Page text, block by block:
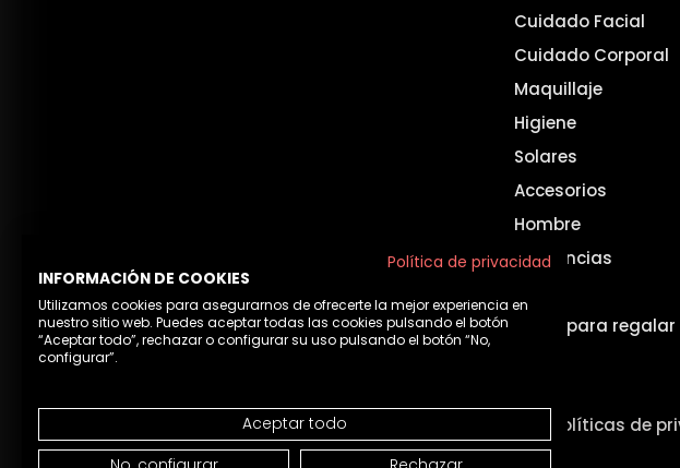
Cuidado Facial
Cuidado Corporal
Maquillaje
Higiene
Solares
Accesorios
Hombre
Fragancias
Ideas para regalar
Políticas de
Política de privacidad
INFORMACIÓN DE COOKIES
Utilizamos cookies para asegurarnos de ofrecerte la mejor experiencia en
nuestro sitio web. Puedes aceptar todas las cookies pulsando el botón
“Aceptar todo”, rechazar o configurar su uso pulsando el botón “No,
configurar”.
Aceptar todo